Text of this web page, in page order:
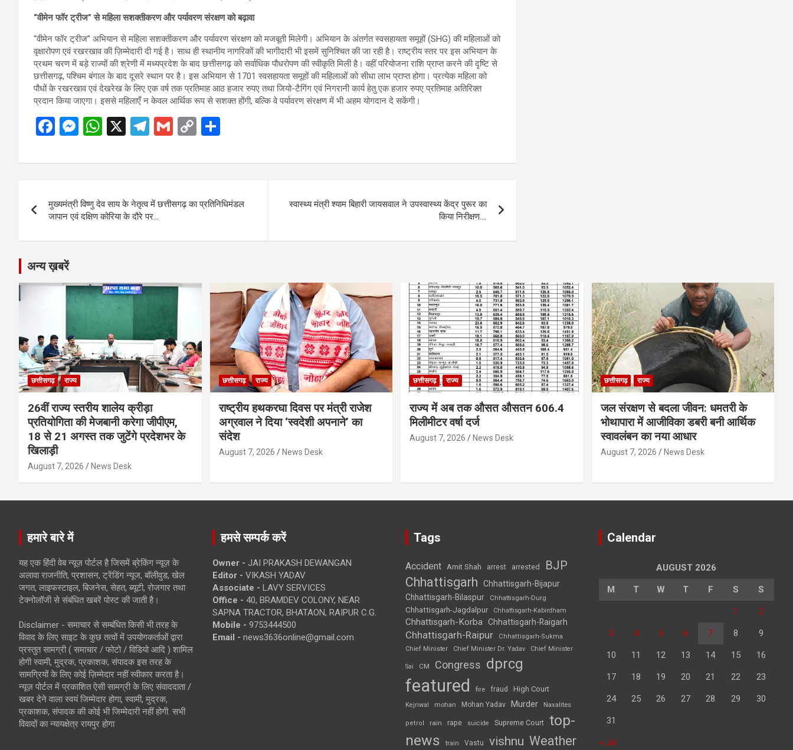
“वीमेन फॉर ट्रीज” से महिला सशक्तीकरण और पर्यावरण संरक्षण को बढ़ावा
“वीमेन फॉर ट्रीज” अभियान से महिला सशक्तीकरण और पर्यावरण संरक्षण को मजबूती मिलेगी। अभियान के अंतर्गत स्वसहायता समूहों (SHG) की महिलाओं को
वृक्षारोपण एवं रखरखाव की ज़िम्मेदारी दी गई है। साथ ही स्थानीय नागरिकों की भागीदारी भी इसमें सुनिश्चित की जा रही है। राष्ट्रीय स्तर पर इस अभियान के
प्रथम चरण में बड़े राज्यों की श्रेणी में मध्यप्रदेश के बाद छत्तीसगढ़ को सर्वाधिक पौधरोपण की स्वीकृति मिली है। वहीं परियोजना राशि प्राप्त करने की दृष्टि से
छत्तीसगढ़, पश्चिम बंगाल के बाद दूसरे स्थान पर है। इस अभियान से 1701 स्वसहायता समूहों की महिलाओं को सीधा लाभ प्राप्त होगा। प्रत्येक महिला को
पौधों के रखरखाव एवं देखरेख के लिए एक वर्ष तक प्रतिमाह आठ हजार रुपए तथा जियो-टैगिंग एवं निगरानी कार्य हेतु एक हजार रुपए प्रतिमाह अतिरिक्त
प्रदान किया जाएगा। इससे महिलाएँ न केवल आर्थिक रूप से सशक्त होंगी, बल्कि वे पर्यावरण संरक्षण में भी अहम योगदान दे सकेंगी।
F
ce
o
o
k
M
se
g
er
W
at
A
p
p
X
T
e
a
m
G
ail
C
py
n
ar
navigation
मुख्यमंत्री विष्णु देव साय के नेतृत्व में छत्तीसगढ़ का प्रतिनिधिमंडल
जापान एवं दक्षिण कोरिया के दौरे पर…
स्वास्थ्य मंत्री श्याम बिहारी जायसवाल ने उपस्वास्थ्य केंद्र पुरूर का
किया निरीक्षण….
अन्य ख़बरें
छत्तीसगढ़ राज्य
26वीं राज्य स्तरीय शालेय क्रीड़ा
प्रतियोगिता की मेजबानी करेगा जीपीएम,
18 से 21 अगस्त तक जुटेंगे प्रदेशभर के
खिलाड़ी
August 7, 2026 News Desk
छत्तीसगढ़ राज्य
राष्ट्रीय हथकरघा दिवस पर मंत्री राजेश
अग्रवाल ने दिया ‘स्वदेशी अपनाने’ का
संदेश
August 7, 2026 News Desk
छत्तीसगढ़ राज्य
राज्य में अब तक औसत औसतन 606.4
मिलीमीटर वर्षा दर्ज
August 7, 2026 News Desk
छत्तीसगढ़ राज्य
जल संरक्षण से बदला जीवन: धमतरी के
भोथापारा में आजीविका डबरी बनी आर्थिक
स्वावलंबन का नया आधार
August 7, 2026 News Desk
हमारे बारे में
यह एक हिंदी वेब न्यूज़ पोर्टल है जिसमें ब्रेकिंग न्यूज़ के
अलावा राजनीति, प्रशासन, ट्रेंडिंग न्यूज, बॉलीवुड, खेल
जगत, लाइफस्टाइल, बिजनेस, सेहत, ब्यूटी, रोजगार तथा
टेक्नोलॉजी से संबंधित खबरें पोस्ट की जाती है।
Disclaimer - समाचार से सम्बंधित किसी भी तरह के
विवाद के लिए साइट के कुछ तत्वों में उपयोगकर्ताओं द्वारा
प्रस्तुत सामग्री ( समाचार / फोटो / विडियो आदि ) शामिल
होगी स्वामी, मुद्रक, प्रकाशक, संपादक इस तरह के
सामग्रियों के लिए कोई ज़िम्मेदार नहीं स्वीकार करता है।
न्यूज़ पोर्टल में प्रकाशित ऐसी सामग्री के लिए संवाददाता /
खबर देने वाला स्वयं जिम्मेदार होगा, स्वामी, मुद्रक,
प्रकाशक, संपादक की कोई भी जिम्मेदारी नहीं होगी. सभी
विवादों का न्यायक्षेत्र रायपुर होगा
हमसे सम्पर्क करें
Owner - JAI PRAKASH DEWANGAN
Editor - VIKASH YADAV
Associate - LAVY SERVICES
Office - 40, BRAMDEV COLONY, NEAR
SAPNA TRACTOR, BHATAON, RAIPUR C.G.
Mobile - 9753444500
Email - news3636online@gmail.com
Tags
Accident Amit Shah arrest arrested BJP
Chhattisgarh
Chhattisgarh-Bijapur
Chhattisgarh-Bilaspur
Chhattisgarh-Durg
Chhattisgarh-Jagdalpur Chhattisgarh-Kabirdham
Chhattisgarh-Korba Chhattisgarh-Raigarh
Chhattisgarh-Raipur
Chhattisgarh-Sukma
Chief Minister
Chief Minister Dr. Yadav Chief Minister
Sai CM Congress dprcg
featured fire fraud High Court
Kejriwal mohan Mohan Yadav Murder Naxalites
petrol rain rape suicide Supreme Court top-
news
train Vastu vishnu Weather
Calendar
AUGUST 2026
M T W T F S S
1 2
3 4 5 6 7 8 9
10 11 12 13 14 15 16
17 18 19 20 21 22 23
24 25 26 27 28 29 30
31
« Jul